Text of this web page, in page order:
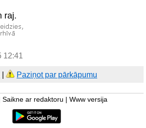
raj.
12:41
Paziņot par pārkāpumu
Saikne ar redaktoru Www versija